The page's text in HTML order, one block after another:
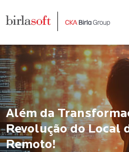
Além da
Revolução do Local
Remoto!